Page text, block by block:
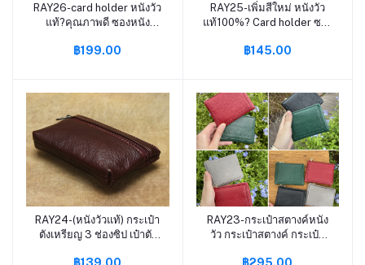
หยิบใส่ตะกร้า
RAY26-card holder หนังวัว
แท้?คุณภาพดี ซองหนัง
Holder Mini Wallet
฿199.00
หยิบใส่ตะกร้า
RAY25-เพิ่มสีใหม่ หนังวัว
แท้100%? Card holder ซอง
นามบัตร 7ช่อง S1-54
฿145.00
หยิบใส่ตะกร้า
RAY24-(หนังวัวแท้) กระเป๋า
ตังเหรียญ 3 ช่องซิป เป๋าตัง
หยิบใส่ตะกร้า
RAY23-กระเป๋าสตางค์หนัง
วัว กระเป๋าสตางค์ กระเป๋า